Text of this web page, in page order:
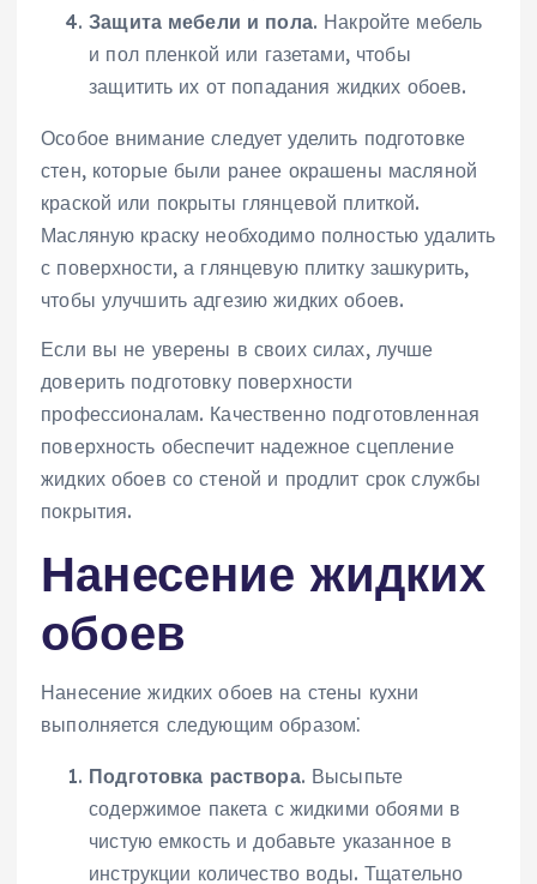
Защита мебели и пола. Накройте мебель
и пол пленкой или газетами, чтобы
защитить их от попадания жидких обоев.
Особое внимание следует уделить подготовке
стен, которые были ранее окрашены масляной
краской или покрыты глянцевой плиткой.
Масляную краску необходимо полностью удалить
с поверхности, а глянцевую плитку зашкурить,
чтобы улучшить адгезию жидких обоев.
Если вы не уверены в своих силах, лучше
доверить подготовку поверхности
профессионалам. Качественно подготовленная
поверхность обеспечит надежное сцепление
жидких обоев со стеной и продлит срок службы
покрытия.
Нанесение жидких
обоев
Нанесение жидких обоев на стены кухни
выполняется следующим образом⁚
Подготовка раствора. Высыпьте
содержимое пакета с жидкими обоями в
чистую емкость и добавьте указанное в
инструкции количество воды. Тщательно